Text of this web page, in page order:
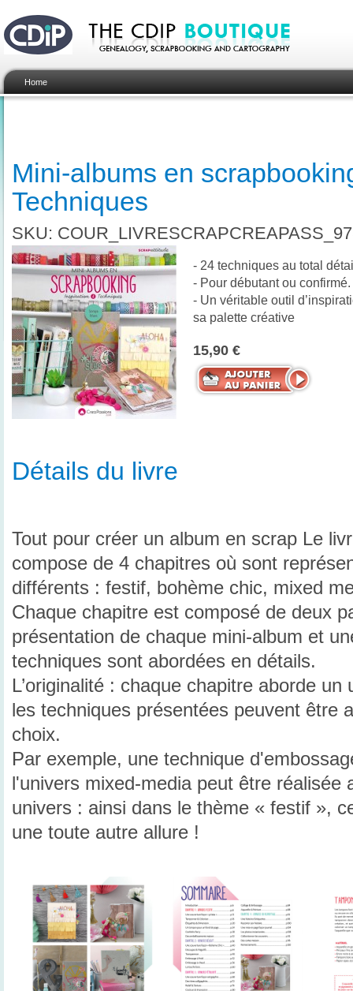
Home
Mini-albums en
Techniques
SKU:
- 24 techniques au total
- Pour débutant ou confirmé.
- Un véritable outil
sa palette créative
15,90 €
Détails du livre
Tout pour créer un album en scrap Le
compose de 4 chapitres où sont
différents : festif, bohème chic, mixed
Chaque chapitre est composé de deux
présentation de chaque mini-album et
techniques sont abordées en détails.
L’originalité : chaque chapitre aborde
les techniques présentées peuvent être
choix.
Par exemple, une technique
l'univers mixed-media peut être réalisée
univers : ainsi dans le thème « festif »,
une toute autre allure !